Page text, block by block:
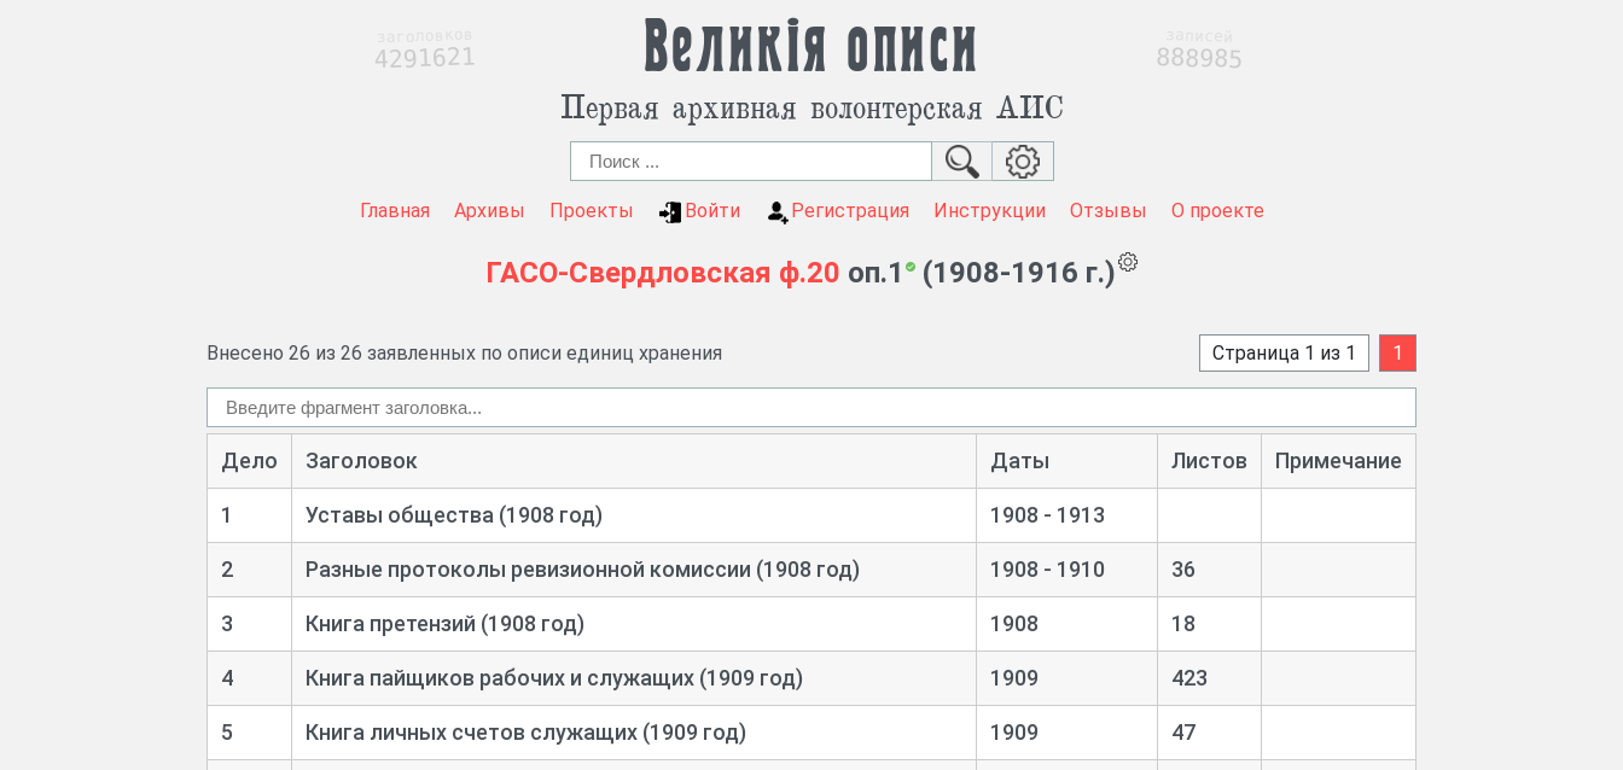
Великія описи
Первая архивная волонтерская АИС
Главная Архивы Проекты Войти Регистрация Инструкции Отзывы О проекте
ГАСО-Свердловская ф.20 оп.1 (1908-1916 г.)
Внесено 26 из 26 заявленных по описи единиц хранения Страница 1 из 1 1
Дело Заголовок Даты Листов Примечание
1 Уставы общества (1908 год) 1908 - 1913
2 Разные протоколы ревизионной комиссии (1908 год) 1908 - 1910 36
3 Книга претензий (1908 год) 1908 18
4 Книга пайщиков рабочих и служащих (1909 год) 1909 423
5 Книга личных счетов служащих (1909 год) 1909 47
4291621 888985